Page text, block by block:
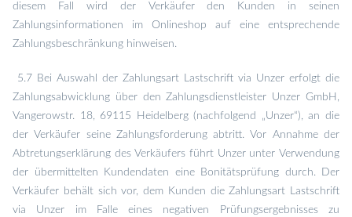
diesem Fall wird der Verkäufer den Kunden in seinen
Zahlungsinformationen im Onlineshop auf eine entsprechende
Zahlungsbeschränkung hinweisen.
5.7 Bei Auswahl der Zahlungsart Lastschrift via Unzer erfolgt die
Zahlungsabwicklung über den Zahlungsdienstleister Unzer GmbH,
Vangerowstr. 18, 69115 Heidelberg (nachfolgend „Unzer“), an die
der Verkäufer seine Zahlungsforderung abtritt. Vor Annahme der
Abtretungserklärung des Verkäufers führt Unzer unter Verwendung
der übermittelten Kundendaten eine Bonitätsprüfung durch. Der
Verkäufer behält sich vor, dem Kunden die Zahlungsart Lastschrift
via Unzer im Falle eines negativen Prüfungsergebnisses zu